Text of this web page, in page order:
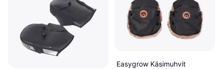
Easygrow Käsimuhvit